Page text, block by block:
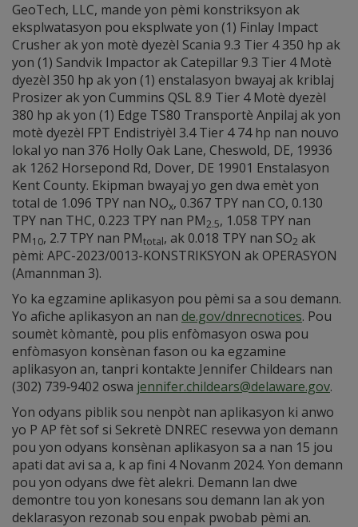
GeoTech, LLC, mande yon pèmi konstriksyon ak
eksplwatasyon pou eksplwate yon (1) Finlay Impact
Crusher ak yon motè dyezèl Scania 9.3 Tier 4 350 hp ak
yon (1) Sandvik Impactor ak Catepillar 9.3 Tier 4 Motè
dyezèl 350 hp ak yon (1) enstalasyon bwayaj ak kriblaj
Prosizer ak yon Cummins QSL 8.9 Tier 4 Motè dyezèl
380 hp ak yon (1) Edge TS80 Transportè Anpilaj ak yon
motè dyezèl FPT Endistriyèl 3.4 Tier 4 74 hp nan nouvo
lokal yo nan 376 Holly Oak Lane, Cheswold, DE, 19936
ak 1262 Horsepond Rd, Dover, DE 19901 Enstalasyon
Kent County. Ekipman bwayaj yo gen dwa emèt yon
total de 1.096 TPY nan NOx, 0.367 TPY nan CO, 0.130
TPY nan THC, 0.223 TPY nan PM2.5, 1.058 TPY nan
PM10, 2.7 TPY nan PMtotal, ak 0.018 TPY nan SO2 ak
pèmi: APC-2023/0013-KONSTRIKSYON ak OPERASYON
(Amannman 3).
Yo ka egzamine aplikasyon pou pèmi sa a sou demann.
Yo afiche aplikasyon an nan de.gov/dnrecnotices. Pou
soumèt kòmantè, pou plis enfòmasyon oswa pou
enfòmasyon konsènan fason ou ka egzamine
aplikasyon an, tanpri kontakte Jennifer Childears nan
(302) 739‑9402 oswa jennifer.childears@delaware.gov.
Yon odyans piblik sou nenpòt nan aplikasyon ki anwo
yo P AP fèt sof si Sekretè DNREC resevwa yon demann
pou yon odyans konsènan aplikasyon sa a nan 15 jou
apati dat avi sa a, k ap fini 4 Novanm 2024. Yon demann
pou yon odyans dwe fèt alekri. Demann lan dwe
demontre tou yon konesans sou demann lan ak yon
deklarasyon rezonab sou enpak pwobab pèmi an.